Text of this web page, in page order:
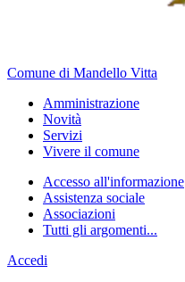
Comune di Mandello Vitta
Amministrazione
Novità
Servizi
Vivere il comune
Accesso all'informazione
Assistenza sociale
Associazioni
Tutti gli argomenti...
Accedi